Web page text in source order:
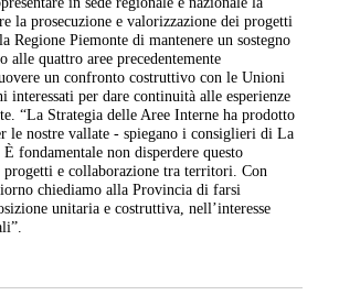
la prosecuzione e valorizzazione dei progetti
Regione Piemonte di mantenere un sostegno
alle quattro aree precedentemente
un confronto costruttivo con le Unioni
interessati per dare continuità alle esperienze
“La Strategia delle Aree Interne ha prodotto
le nostre vallate - spiegano i consiglieri di La
fondamentale non disperdere questo
e collaborazione tra territori. Con
chiediamo alla Provincia di farsi
unitaria e costruttiva, nell’interesse